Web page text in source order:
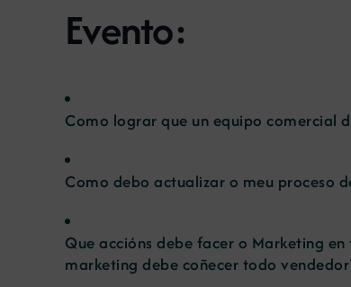
Evento:
Como lograr que un equipo comercial
Como debo actualizar o meu proceso
Que accións debe facer o Marketing en
marketing debe coñecer todo